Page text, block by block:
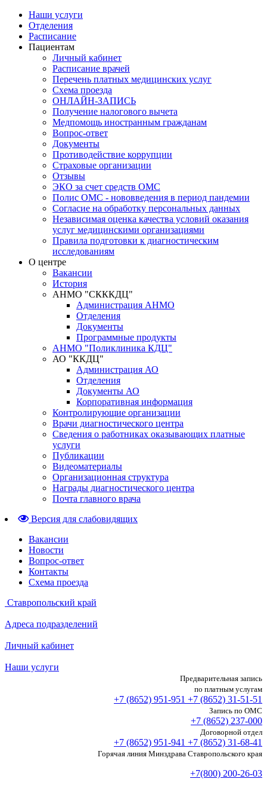
Наши услуги
Отделения
Расписание
Пациентам
Личный кабинет
Расписание врачей
Перечень платных медицинских услуг
Схема проезда
ОНЛАЙН-ЗАПИСЬ
Получение налогового вычета
Медпомощь иностранным гражданам
Вопрос-ответ
Документы
Противодействие коррупции
Страховые организации
Отзывы
ЭКО за счет средств ОМС
Полис ОМС - нововведения в период пандемии
Согласие на обработку персональных данных
Независимая оценка качества условий оказания
услуг медицинскими организациями
Правила подготовки к диагностическим
исследованиям
О центре
Вакансии
История
АНМО "СКККДЦ"
Администрация АНМО
Отделения
Документы
Программные продукты
АНМО "Поликлиника КДЦ"
АО "ККДЦ"
Администрация АО
Отделения
Документы АО
Корпоративная информация
Контролирующие организации
Врачи диагностического центра
Сведения о работниках оказывающих платные
услуги
Публикации
Видеоматериалы
Организационная структура
Награды диагностического центра
Почта главного врача
Версия для слабовидящих
Вакансии
Новости
Вопрос-ответ
Контакты
Схема проезда
Ставропольский край
Адреса подразделений
Личный кабинет
Наши услуги
Предварительная запись
по платным услугам
+7 (8652) 951-951 +7 (8652) 31-51-51
Запись по ОМС
+7 (8652) 237-000
Договорной отдел
+7 (8652) 951-941 +7 (8652) 31-68-41
Горячая линия Минздрава Ставропольского края
+7(800) 200-26-03